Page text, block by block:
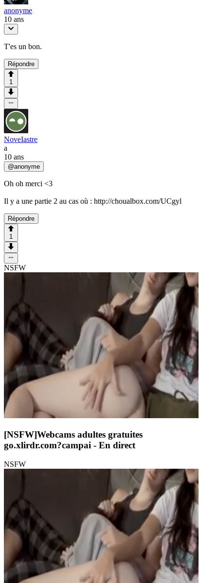
anonyme
10 ans
T'es un bon.
Répondre
1
NoveIastre
a
10 ans
@anonyme
Oh oh merci <3
Il y a une partie 2 au cas où : http://choualbox.com/UCgyl
Répondre
1
NSFW
[NSFW]Webcams adultes gratuites
go.xlirdr.com?campai - En direct
NSFW